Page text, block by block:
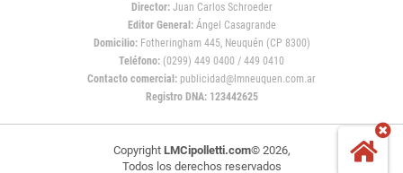
Director: Juan Carlos Schroeder
Editor General:Ángel Casagrande
Domicilio:Fotheringham 445, Neuquén (CP 8300)
Teléfono: (0299) 449 0400 / 449 0410
Contacto comercial: publicidad@lmneuquen.com.ar
Registro DNA: 123442625
Copyright LMCipolletti.com© 2026,
Todos los derechos reservados